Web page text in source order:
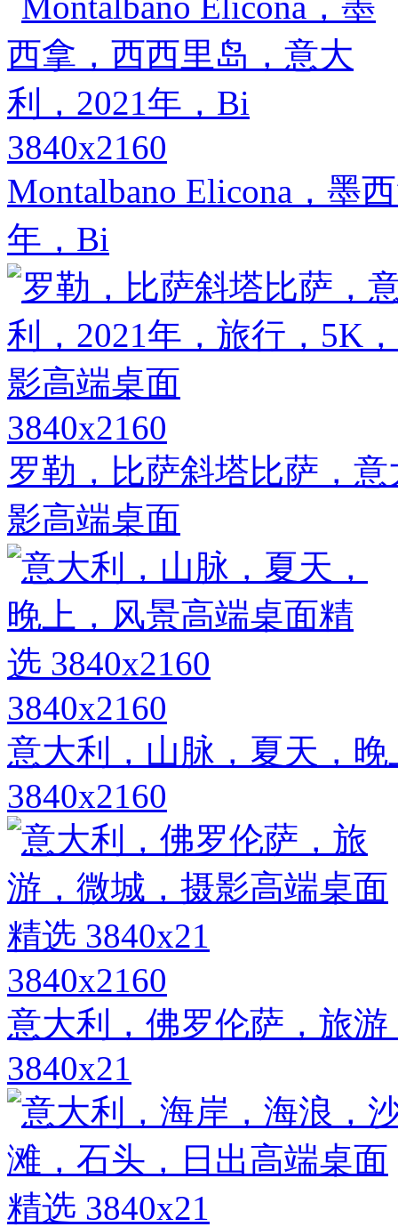
3840x2160
Montalbano Elicona，墨
年，Bi
3840x2160
罗勒，比萨斜塔比萨，
影高端桌面
3840x2160
意大利，山脉，夏天，
3840x2160
3840x2160
意大利，佛罗伦萨，旅
3840x21